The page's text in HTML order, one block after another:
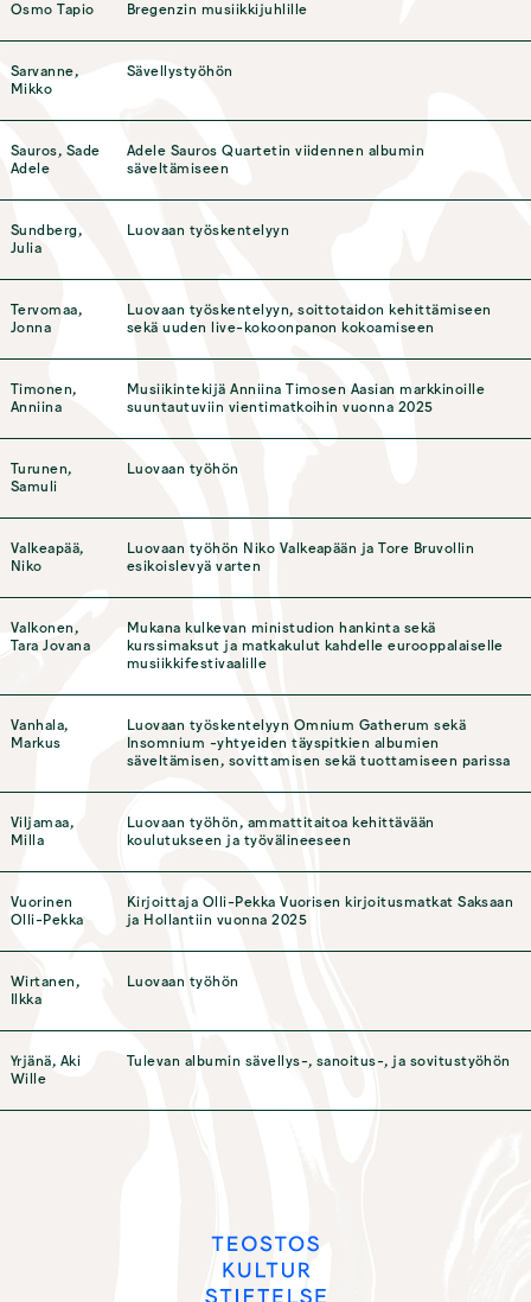
Osmo Tapio
Bregenzin musiikkijuhlille
Sarvanne,
Mikko
Sävellystyöhön
Sauros, Sade
Adele
Adele Sauros Quartetin viidennen albumin
säveltämiseen
Sundberg,
Julia
Luovaan työskentelyyn
Tervomaa,
Jonna
Luovaan työskentelyyn, soittotaidon kehittämiseen
sekä uuden live-kokoonpanon kokoamiseen
Timonen,
Anniina
Musiikintekijä Anniina Timosen Aasian markkinoille
suuntautuviin vientimatkoihin vuonna 2025
Turunen,
Samuli
Luovaan työhön
Valkeapää,
Niko
Luovaan työhön Niko Valkeapään ja Tore Bruvollin
esikoislevyä varten
Valkonen,
Tara Jovana
Mukana kulkevan ministudion hankinta sekä
kurssimaksut ja matkakulut kahdelle eurooppalaiselle
musiikkifestivaalille
Vanhala,
Markus
Luovaan työskentelyyn Omnium Gatherum sekä
Insomnium -yhtyeiden täyspitkien albumien
säveltämisen, sovittamisen sekä tuottamiseen parissa
Viljamaa,
Milla
Luovaan työhön, ammattitaitoa kehittävään
koulutukseen ja työvälineeseen
Vuorinen
Olli-Pekka
Kirjoittaja Olli-Pekka Vuorisen kirjoitusmatkat Saksaan
ja Hollantiin vuonna 2025
Wirtanen,
Ilkka
Luovaan työhön
Yrjänä, Aki
Wille
Tulevan albumin sävellys-, sanoitus-, ja sovitustyöhön